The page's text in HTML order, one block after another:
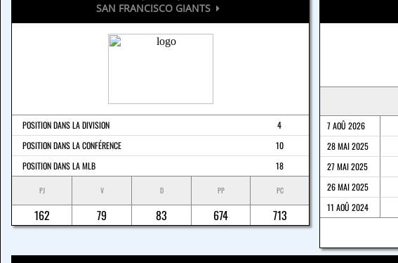
SAN FRANCISCO GIANTS
POSITION DANS LA DIVISION
4
POSITION DANS LA CONFÉRENCE
10
POSITION DANS LA MLB
18
PJ V D PP PC
162 79 83 674 713
7 AOÛ 2026
28 MAI 2025
27 MAI 2025
26 MAI 2025
11 AOÛ 2024